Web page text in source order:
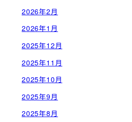
2026年2月
2026年1月
2025年12月
2025年11月
2025年10月
2025年9月
2025年8月